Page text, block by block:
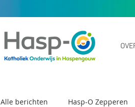
Alle berichten Hasp-O Zepperen